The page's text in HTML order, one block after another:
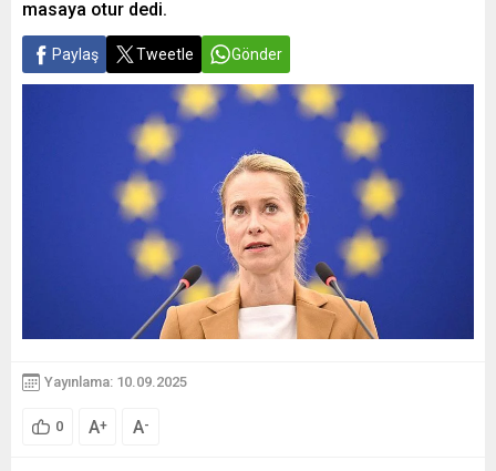
masaya otur dedi.
Paylaş Tweetle Gönder
Yayınlama: 10.09.2025
0 A+ A-